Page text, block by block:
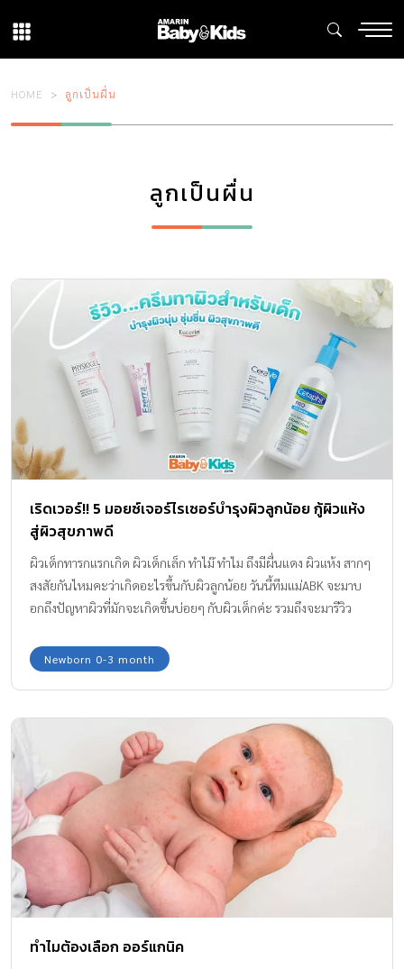
HOME ลูกเป็นผื่น
ลูกเป็นผื่น
เริดเวอร์!! 5 มอยซ์เจอร์ไรเซอร์บํารุงผิวลูกน้อย กู้ผิวแห้ง
สู่ผิวสุขภาพดี
ผิวเด็กทารกแรกเกิด ผิวเด็กเล็ก ทำไม๊ ทำไม ถึงมีผื่นแดง ผิวแห้ง สากๆ
สงสัยกันไหมคะว่าเกิดอะไรขึ้นกับผิวลูกน้อย วันนี้ทีมแม่ABK จะมาบ
อกถึงปัญหาผิวที่มักจะเกิดขึ้นบ่อยๆ กับผิวเด็กค่ะ รวมถึงจะมารีวิว
5 ตัวนี้เด็ด!! ช่วยกู้ผิวพังๆ ให้กลับมามีผิวสุขภาพดีทุกวันค่ะ
Newborn 0-3 month
ทำไมต้องเลือก ออร์แกนิค